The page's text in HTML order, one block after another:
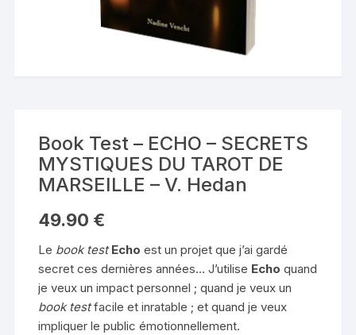
Book Test – ECHO – SECRETS
MYSTIQUES DU TAROT DE
MARSEILLE – V. Hedan
49.90 €
Le book testEchoest un projet que j’ai gardé
secret ces dernières années… J’utilise Echoquand
je veux un impact personnel ; quand je veux un
book testfacile et inratable ; et quand je veux
impliquer le public émotionnellement.